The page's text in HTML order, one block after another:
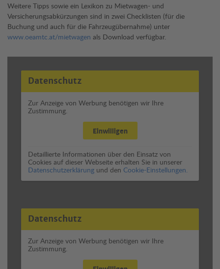
Weitere Tipps sowie ein Lexikon zu Mietwagen- und
Versicherungsabkürzungen sind in zwei Checklisten (für die
Buchung und auch für die Fahrzeugübernahme) unter
www.oeamtc.at/mietwagen als Download verfügbar.
Datenschutz
Zur Anzeige von Werbung benötigen wir Ihre
Zustimmung.
Einwilligen
Detaillierte Informationen über den Einsatz von
Cookies auf dieser Webseite erhalten Sie in unserer
Datenschutzerklärung und den Cookie-Einstellungen.
Datenschutz
Zur Anzeige von Werbung benötigen wir Ihre
Zustimmung.